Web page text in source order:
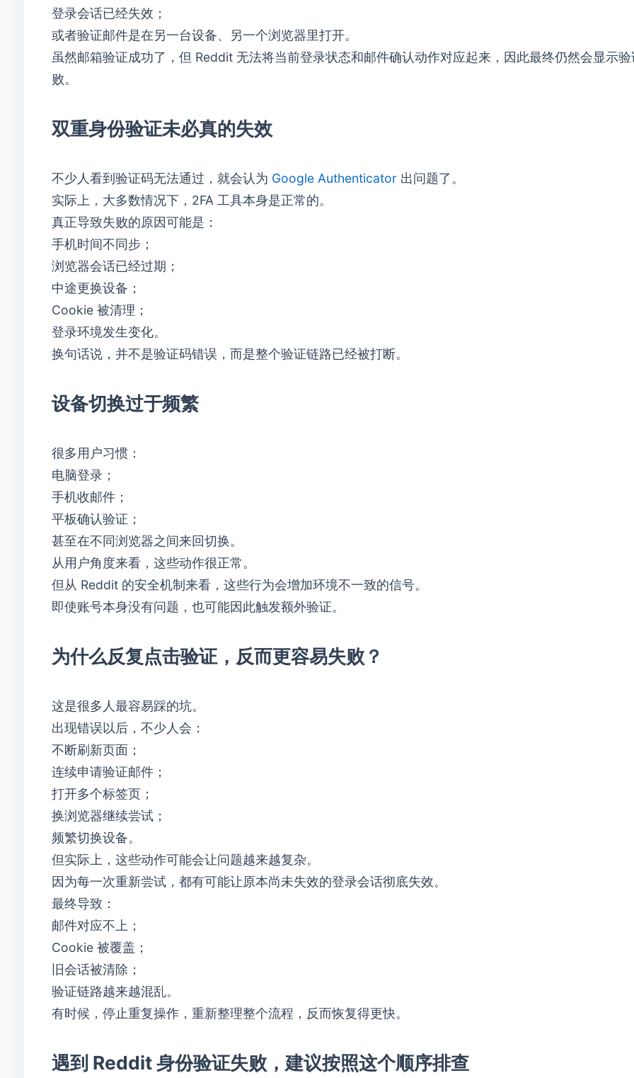
登录会话已经失效；
或者验证邮件是在另一台设备、另一个浏览器里打开。
虽然邮箱验证成功了，但 Reddit 无法将当前登录状态和邮件确认动作对应起来，因此最终仍然会显示
败。
双重身份验证未必真的失效
不少人看到验证码无法通过，就会认为 Google Authenticator 出问题了。
实际上，大多数情况下，2FA 工具本身是正常的。
真正导致失败的原因可能是：
手机时间不同步；
浏览器会话已经过期；
中途更换设备；
Cookie 被清理；
登录环境发生变化。
换句话说，并不是验证码错误，而是整个验证链路已经被打断。
设备切换过于频繁
很多用户习惯：
电脑登录；
手机收邮件；
平板确认验证；
甚至在不同浏览器之间来回切换。
从用户角度来看，这些动作很正常。
但从 Reddit 的安全机制来看，这些行为会增加环境不一致的信号。
即使账号本身没有问题，也可能因此触发额外验证。
为什么反复点击验证，反而更容易失败？
这是很多人最容易踩的坑。
出现错误以后，不少人会：
不断刷新页面；
连续申请验证邮件；
打开多个标签页；
换浏览器继续尝试；
频繁切换设备。
但实际上，这些动作可能会让问题越来越复杂。
因为每一次重新尝试，都有可能让原本尚未失效的登录会话彻底失效。
最终导致：
邮件对应不上；
Cookie 被覆盖；
旧会话被清除；
验证链路越来越混乱。
有时候，停止重复操作，重新整理整个流程，反而恢复得更快。
遇到 Reddit 身份验证失败，建议按照这个顺序排查